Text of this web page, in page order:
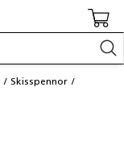
Skisspennor